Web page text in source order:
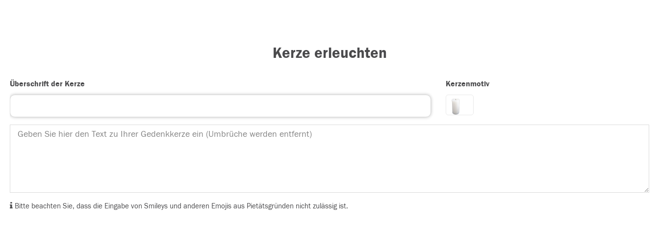
Kerze erleuchten
Überschrift der Kerze Kerzenmotiv
Bitte beachten Sie, dass die Eingabe von Smileys und anderen Emojis aus Pietätsgründen nicht zulässig ist.